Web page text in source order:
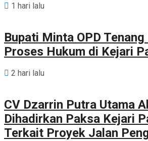
1 hari lalu
Bupati Minta OPD
Proses Hukum di Kejari
2 hari lalu
CV Dzarrin Putra Utama
Dihadirkan Paksa Kejari
Terkait Proyek Jalan